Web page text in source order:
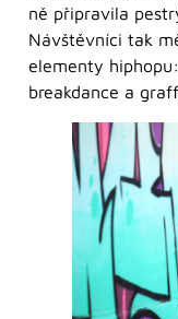
ně připravila
Návštěvníci tak
elementy
breakdance a